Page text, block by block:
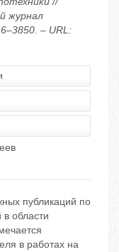
журнал
– URL:
публикаций по
области
в работах на